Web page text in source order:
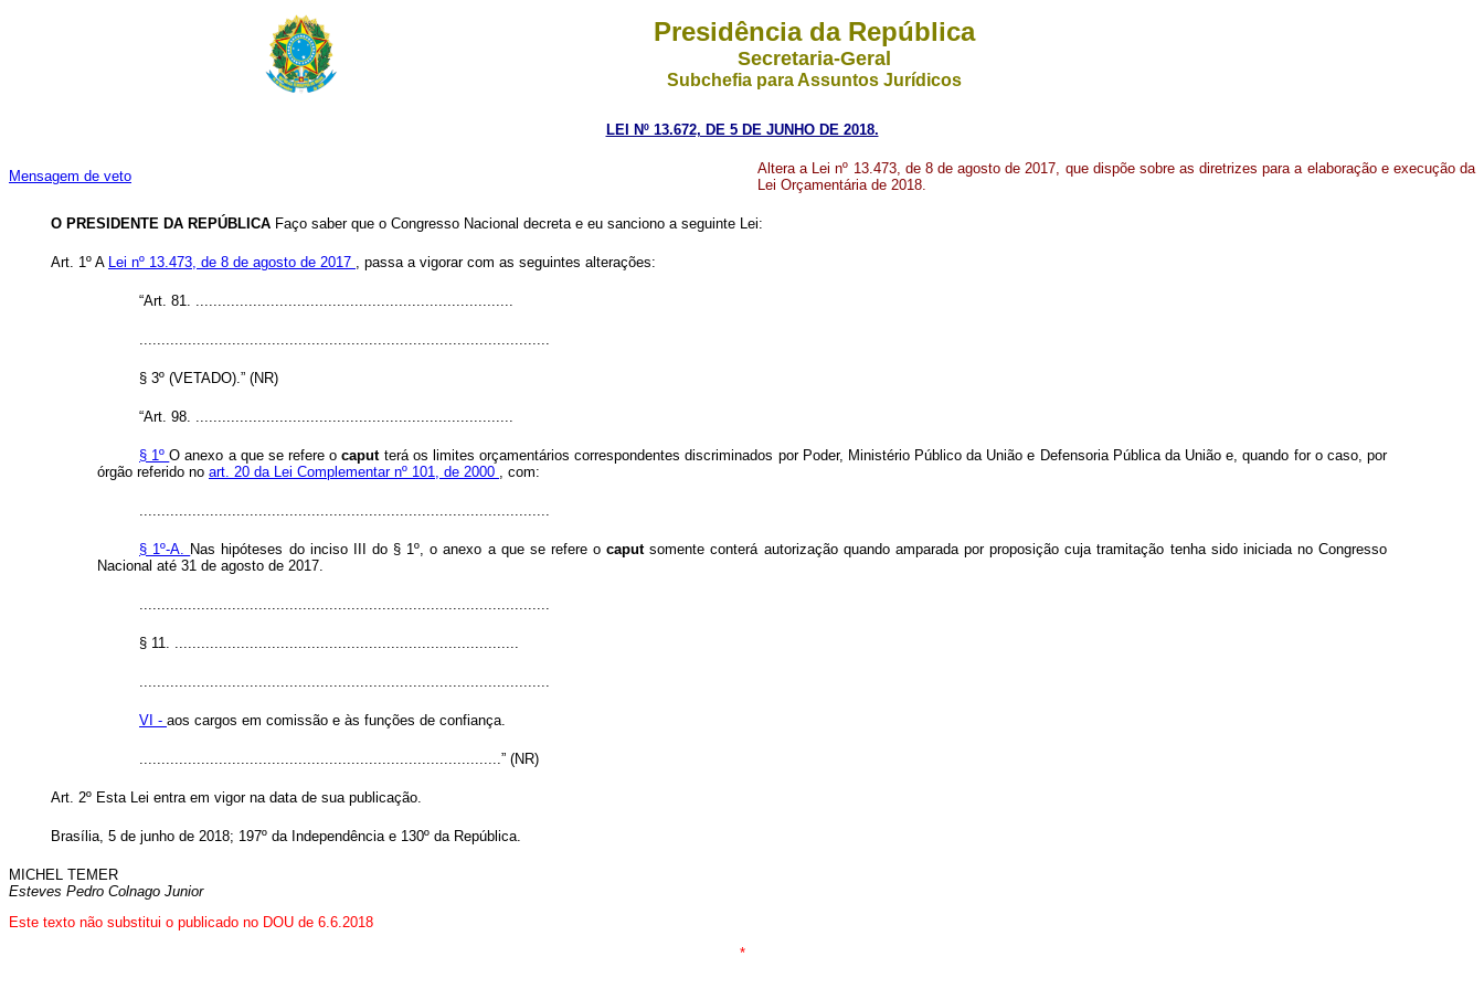
Presidência da República
Secretaria-Geral
Subchefia para Assuntos Jurídicos
LEI Nº 13.672, DE 5 DE JUNHO DE 2018.
Mensagem de veto
Altera a Lei nº 13.473, de 8 de agosto de 2017, que dispõe sobre as diretrizes para a elaboração e execução da
Lei Orçamentária de 2018.
O PRESIDENTE DA REPÚBLICA Faço saber que o Congresso Nacional decreta e eu sanciono a seguinte Lei:
Art. 1º A Lei nº 13.473, de 8 de agosto de 2017 , passa a vigorar com as seguintes alterações:
“Art. 81. ........................................................................
.............................................................................................
§ 3º (VETADO).” (NR)
“Art. 98. ........................................................................
§ 1ºO anexo a que se refere ocaput terá os limites orçamentários correspondentes discriminados por Poder, Ministério Público da União e Defensoria Pública da União e, quando for o caso, por
órgão referido no art. 20 da Lei Complementar nº 101, de 2000 , com:
.............................................................................................
§ 1º-A. Nas hipóteses do inciso III do § 1º, o anexo a que se refere ocaputsomente conterá autorização quando amparada por proposição cuja tramitação tenha sido iniciada no Congresso
Nacional até 31 de agosto de 2017.
.............................................................................................
§ 11. ..............................................................................
.............................................................................................
VI - aos cargos em comissão e às funções de confiança.
..................................................................................” (NR)
Art. 2º Esta Lei entra em vigor na data de sua publicação.
Brasília, 5 de junho de 2018; 197º da Independência e 130º da República.
MICHEL TEMER
Esteves Pedro Colnago Junior
Este texto não substitui o publicado no DOU de 6.6.2018
*